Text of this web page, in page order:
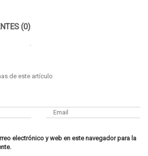
(0)
electrónico y web en este navegador para la